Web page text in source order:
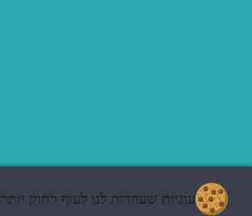
עוגיות שעוזרות לנו לעוף רחוק יותר